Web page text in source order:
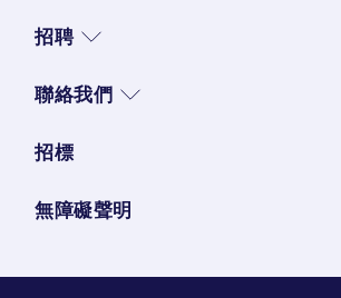
招聘
聯絡我們
招標
無障礙聲明